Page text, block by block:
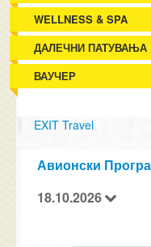
WELLNESS & SPA
ДАЛЕЧНИ ПАТУВАЊА
ВАУЧЕР
EXIT Travel
Авионски
18.10.2026